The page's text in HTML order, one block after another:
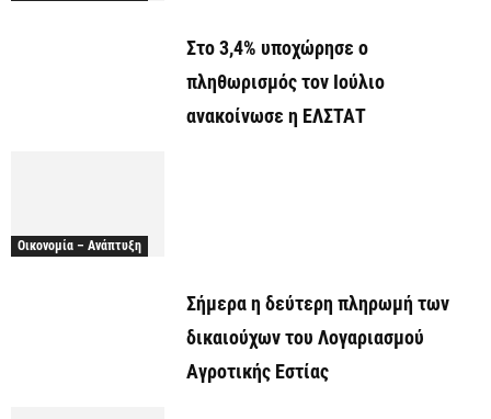
Στο 3,4% υποχώρησε ο
πληθωρισμός τον Ιούλιο
ανακοίνωσε η ΕΛΣΤΑΤ
Οικονομία – Ανάπτυξη
Σήμερα η δεύτερη πληρωμή των
δικαιούχων του Λογαριασμού
Αγροτικής Εστίας